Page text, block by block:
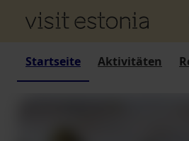
Startseite Aktivitäten